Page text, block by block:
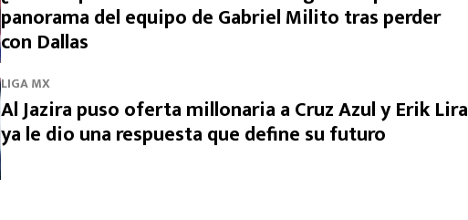
panorama del equipo de Gabriel Milito tras perder
con Dallas
LIGA MX
Al Jazira puso oferta millonaria a Cruz Azul y Erik Lira
ya le dio una respuesta que define su futuro